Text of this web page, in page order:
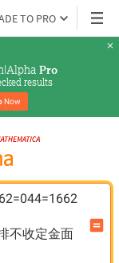
TO PRO
Pro
results
Now
不收定金面